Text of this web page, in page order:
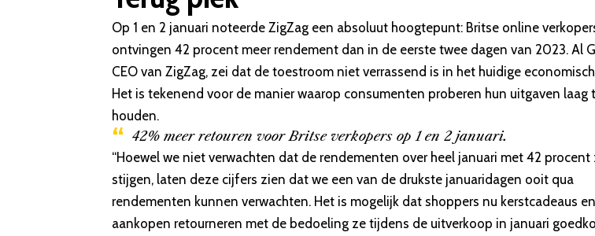
Op 1 en 2 januari noteerde ZigZag een absoluut hoogtepunt: Britse online
ontvingen 42 procent meer rendement dan in de eerste twee dagen van 2023. Al
CEO van ZigZag, zei dat de toestroom niet verrassend is in het huidige
Het is tekenend voor de manier waarop consumenten proberen hun uitgaven laag
houden.
42% meer retouren voor Britse verkopers op 1 en 2 januari.
“Hoewel we niet verwachten dat de rendementen over heel januari met 42 procent
stijgen, laten deze cijfers zien dat we een van de drukste januaridagen ooit qua
rendementen kunnen verwachten. Het is mogelijk dat shoppers nu kerstcadeaus
aankopen retourneren met de bedoeling ze tijdens de uitverkoop in januari